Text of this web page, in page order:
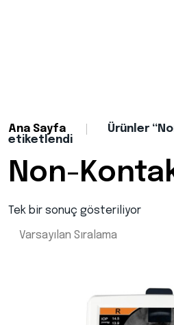
Ana Sayfa
Ürünler
etiketlendi
Non-
Tek bir sonuç gösteriliyor